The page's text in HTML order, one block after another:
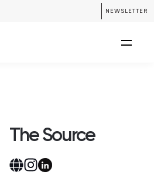
NEWSLETTER
The Source